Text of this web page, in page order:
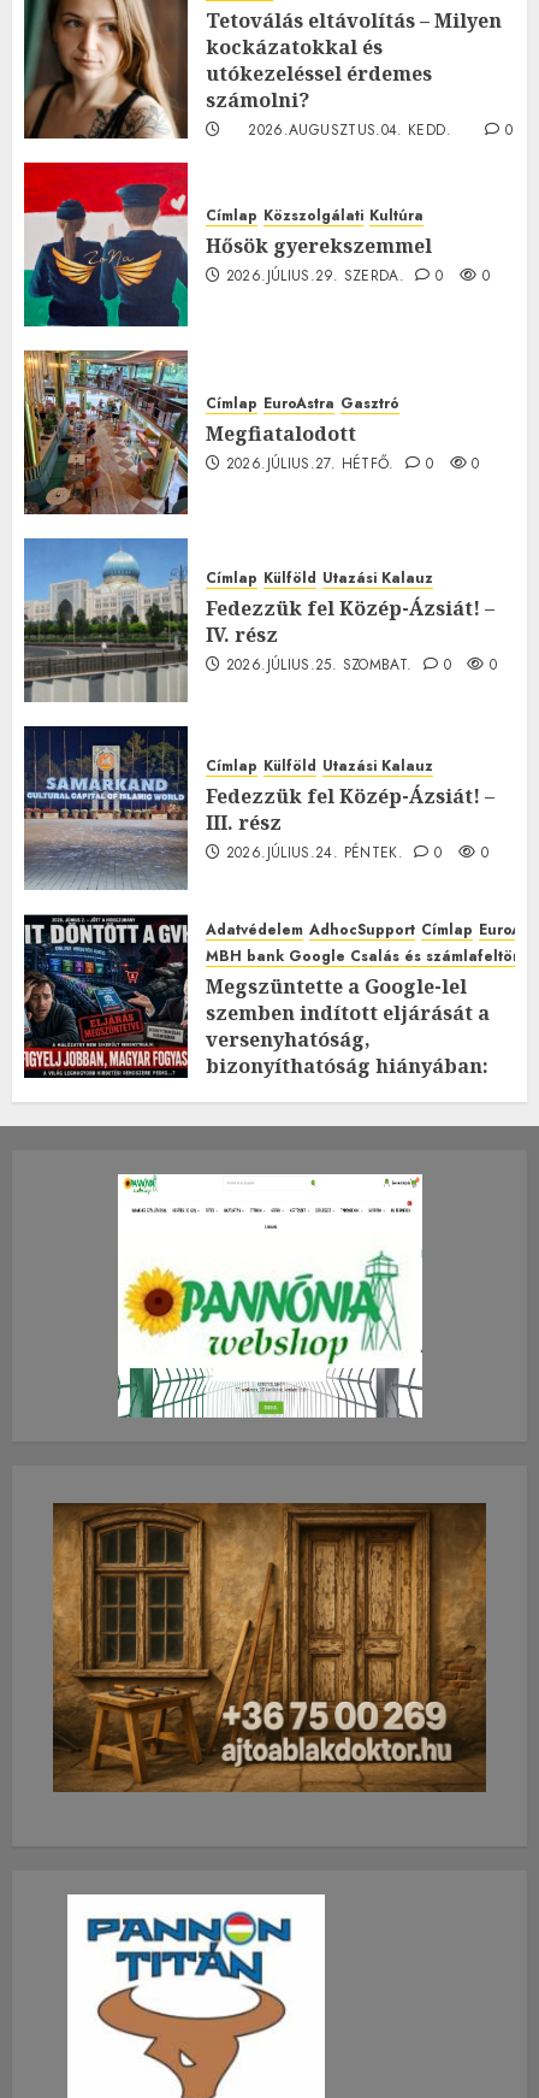
Tetoválás eltávolítás – Milyen
kockázatokkal és
utókezeléssel érdemes
számolni?
2026.AUGUSZTUS.04. KEDD.
0
Címlap Közszolgálati Kultúra
Hősök gyerekszemmel
2026.JÚLIUS.29. SZERDA. 0 0
Címlap EuroAstra Gasztró
Megfiatalodott
2026.JÚLIUS.27. HÉTFŐ. 0 0
Címlap Külföld Utazási Kalauz
Fedezzük fel Közép-Ázsiát! –
IV. rész
2026.JÚLIUS.25. SZOMBAT. 0 0
Címlap Külföld Utazási Kalauz
Fedezzük fel Közép-Ázsiát! –
III. rész
2026.JÚLIUS.24. PÉNTEK. 0 0
Adatvédelem AdhocSupport Címlap
MBH bank Google Csalás és
Megszüntette a Google-lel
szemben indított eljárását a
versenyhatóság,
bizonyíthatóság hiányában:
2026.JÚLIUS.23. CSÜTÖRTÖK.
0